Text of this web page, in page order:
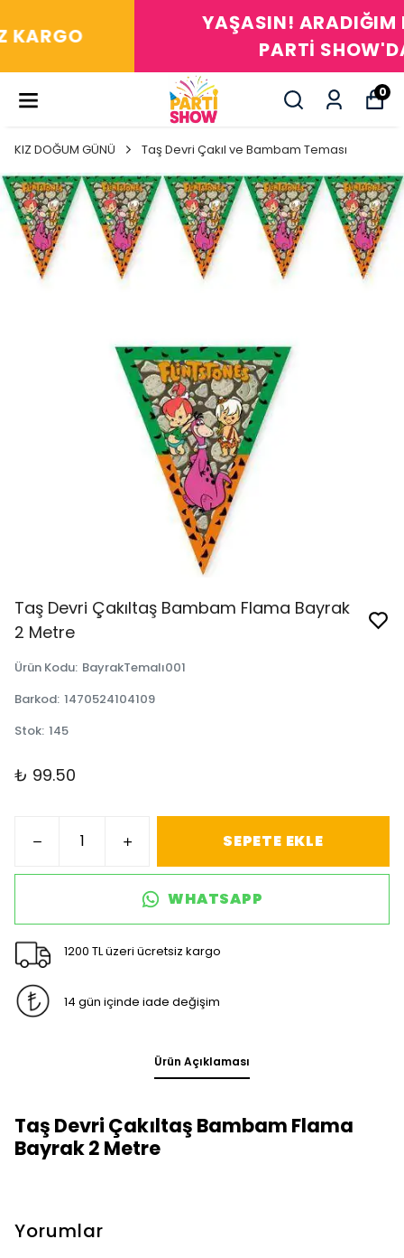
YAŞASIN! ARADIĞIM HERŞEY
PARTİ SHOW'DA
0
KIZ DOĞUM GÜNÜ Taş Devri Çakıl ve Bambam Teması
Taş Devri Çakıltaş Bambam Flama Bayrak
2 Metre
Ürün Kodu: BayrakTemalı001
Barkod: 1470524104109
Stok: 145
₺ 99.50
SEPETE EKLE
WHATSAPP
1200 TL üzeri ücretsiz kargo
14 gün içinde iade değişim
Ürün Açıklaması
Taş Devri Çakıltaş Bambam Flama
Bayrak 2 Metre
Yorumlar